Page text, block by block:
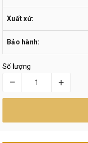
Xuất xứ:
Bảo hành:
Số lượng
– +